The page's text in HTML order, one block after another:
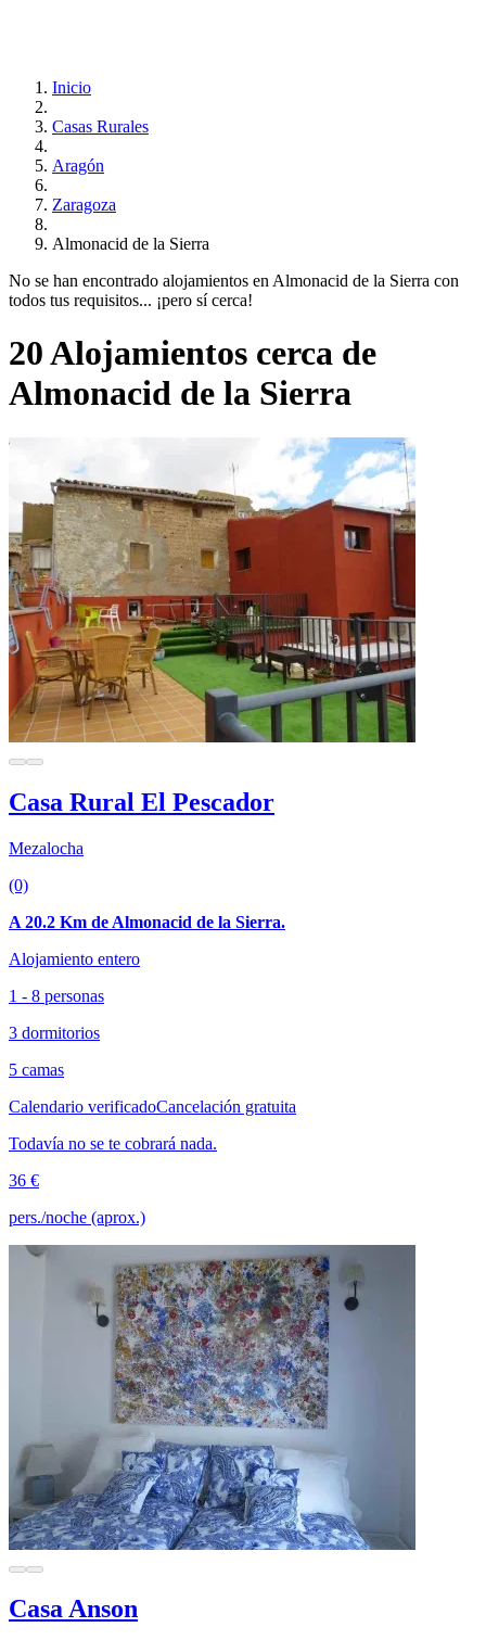
Inicio
Casas Rurales
Aragón
Zaragoza
Almonacid de la Sierra
No se han encontrado alojamientos en Almonacid de la Sierra con
todos tus requisitos... ¡pero sí cerca!
20 Alojamientos cerca de
Almonacid de la Sierra
Casa Rural El Pescador
Mezalocha
(0)
A 20.2 Km de Almonacid de la Sierra.
Alojamiento entero
1 - 8 personas
3 dormitorios
5 camas
Calendario verificadoCancelación gratuita
Todavía no se te cobrará nada.
36 €
pers./noche (aprox.)
Casa Anson